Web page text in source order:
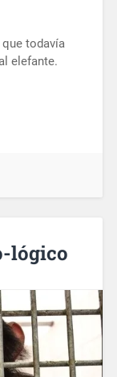
todavía
elefante.
lógico